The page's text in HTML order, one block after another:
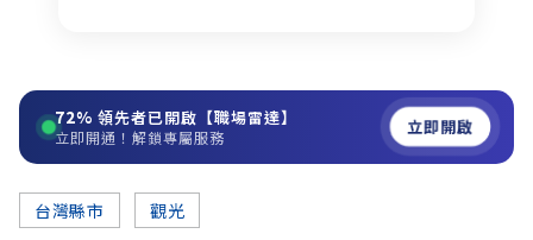
72% 領先者已開啟【職場雷達】
立即開通！解鎖專屬服務 立即開啟
台灣縣市 觀光